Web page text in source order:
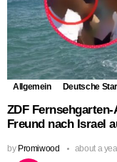
Allgemein Deutsche
ZDF
Freund nach Israel
by Promiwood about a